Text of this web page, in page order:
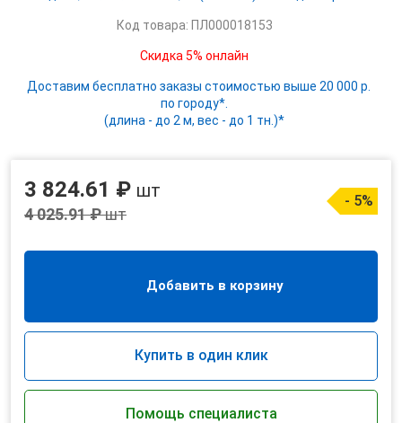
Код товара: ПЛ000018153
Скидка 5% онлайн
Доставим бесплатно заказы стоимостью выше 20 000 р.
по городу*.
(длина - до 2 м, вес - до 1 тн.)*
3 824.61 ₽ шт
4 025.91 ₽шт
- 5%
Добавить в корзину
Купить в один клик
Помощь специалиста